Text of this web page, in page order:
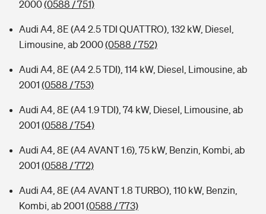
2000(0588 / 751)
Audi A4, 8E (A4 2.5 TDI QUATTRO), 132 kW, Diesel,
Limousine, ab 2000(0588 / 752)
Audi A4, 8E (A4 2.5 TDI), 114 kW, Diesel, Limousine, ab
2001 (0588 / 753)
Audi A4, 8E (A4 1.9 TDI), 74 kW, Diesel, Limousine, ab
2001 (0588 / 754)
Audi A4, 8E (A4 AVANT 1.6), 75 kW, Benzin, Kombi, ab
2001 (0588 / 772)
Audi A4, 8E (A4 AVANT 1.8 TURBO), 110 kW, Benzin,
Kombi, ab 2001 (0588 / 773)